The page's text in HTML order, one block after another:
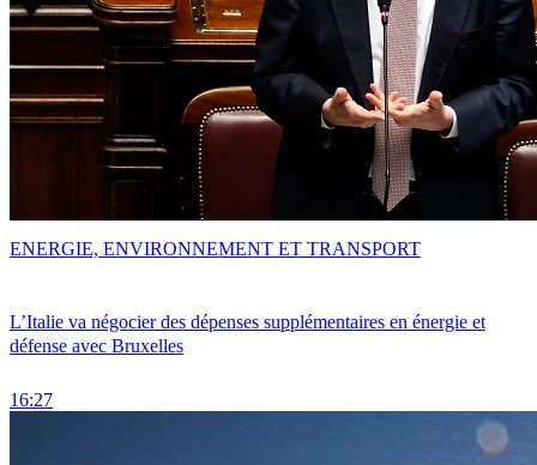
L’Italie va négocier des dépenses supplémentaires en énergie et
défense avec Bruxelles
16:27
ENERGIE, ENVIRONNEMENT ET TRANSPORT